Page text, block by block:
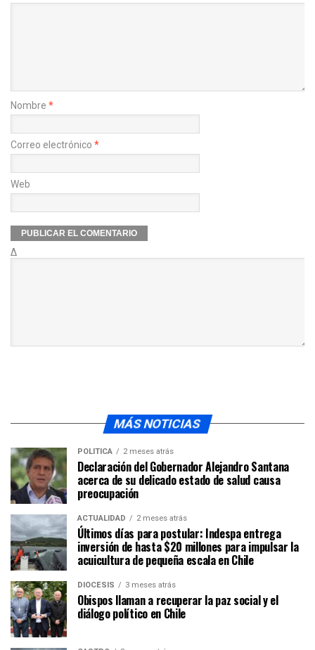
Nombre *
Correo electrónico *
Web
Δ
MÁS NOTICIAS
POLÍTICA 2 meses atrás
Declaración del Gobernador Alejandro Santana
acerca de su delicado estado de salud causa
preocupación
ACTUALIDAD 2 meses atrás
Últimos días para postular: Indespa entrega
inversión de hasta $20 millones para impulsar la
acuicultura de pequeña escala en Chile
DIÓCESIS 3 meses atrás
Obispos llaman a recuperar la paz social y el
diálogo político en Chile